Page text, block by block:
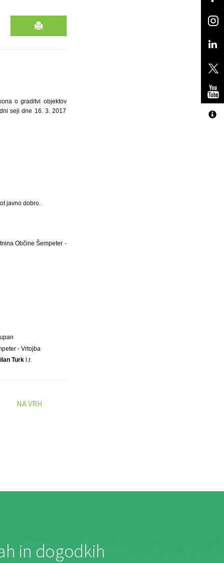
o graditvi objektov
seji dne 16. 3. 2017
javno dobro.
Občine Šempeter -
- Vrtojba
Turkl.r.
NA VRH
in dogodkih